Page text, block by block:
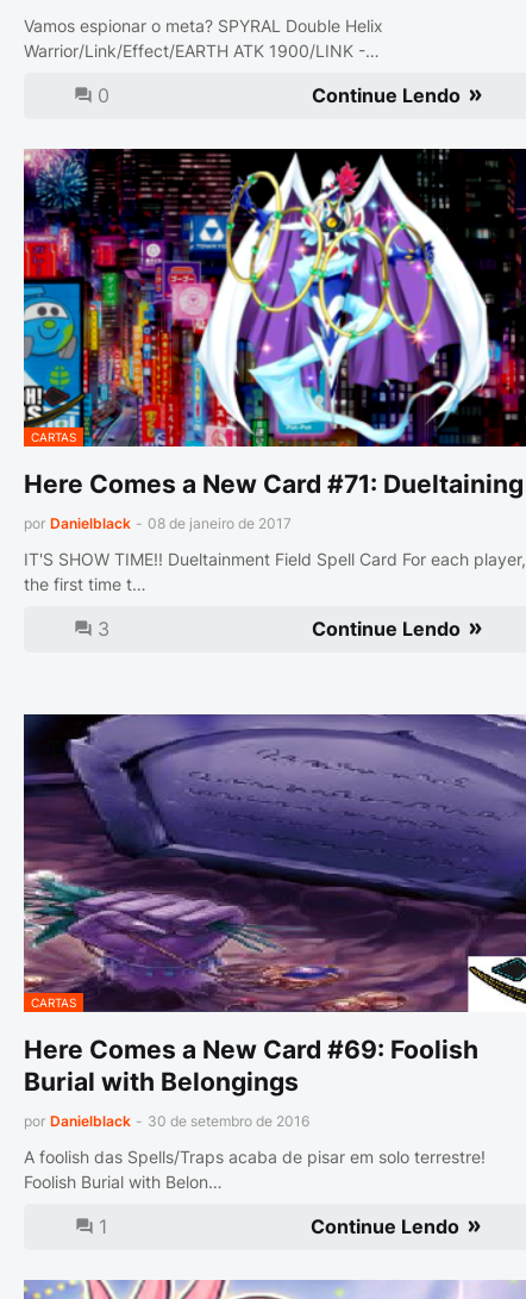
Vamos espionar o meta? SPYRAL Double Helix
Warrior/Link/Effect/EARTH ATK 1900/LINK -…
0 Continue Lendo
CARTAS
Here Comes a New Card #71: Dueltaining
por Danielblack - 08 de janeiro de 2017
IT'S SHOW TIME!! Dueltainment Field Spell Card For each player,
the first time t…
3 Continue Lendo
CARTAS
Here Comes a New Card #69: Foolish
Burial with Belongings
por Danielblack - 30 de setembro de 2016
A foolish das Spells/Traps acaba de pisar em solo terrestre!
Foolish Burial with Belon…
1 Continue Lendo